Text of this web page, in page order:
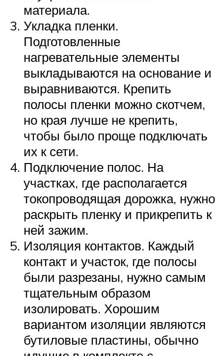
материала.
Укладка пленки.
Подготовленные
нагревательные элементы
выкладываются на основание и
выравниваются. Крепить
полосы пленки можно скотчем,
но края лучше не крепить,
чтобы было проще подключать
их к сети.
Подключение полос. На
участках, где располагается
токопроводящая дорожка, нужно
раскрыть пленку и прикрепить к
ней зажим.
Изоляция контактов. Каждый
контакт и участок, где полосы
были разрезаны, нужно самым
тщательным образом
изолировать. Хорошим
вариантом изоляции являются
бутиловые пластины, обычно